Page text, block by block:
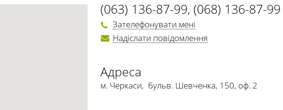
(063) 136-87-99, (068) 136-87-99
Зателефонувати мені
Надіслати повідомлення
Адреса
м. Черкаси, бульв. Шевченка, 150, оф. 2